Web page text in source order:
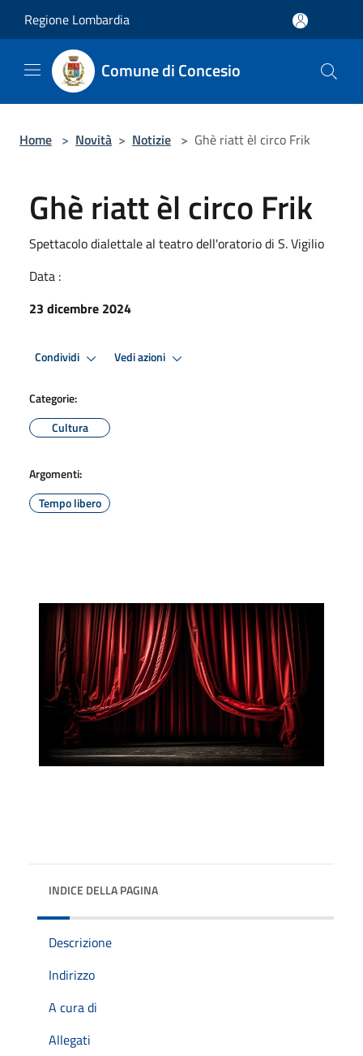
Regione Lombardia
Comune di Concesio
Home > Novità > Notizie > Ghè riatt èl circo Frik
Ghè riatt èl circo Frik
Spettacolo dialettale al teatro dell'oratorio di S. Vigilio
Data :
23 dicembre 2024
Condividi Vedi azioni
Categorie:
Cultura
Argomenti:
Tempo libero
INDICE DELLA PAGINA
Descrizione
Indirizzo
A cura di
Allegati